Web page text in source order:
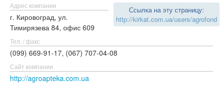
Ссылка на эту страницу:
http://kirkat.com.ua/users/agrofond
Адрес компании
г. Кировоград, ул.
Тимирязева 84, офис 609
Тел. / факс
(099) 669-91-17, (067) 707-04-08
Сайт компании
http://agroapteka.com.ua